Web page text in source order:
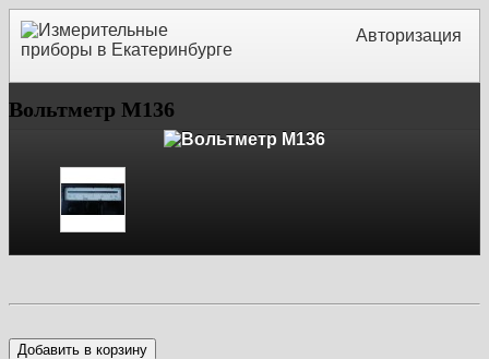
Авторизация
Вольтметр М136
Добавить в корзину